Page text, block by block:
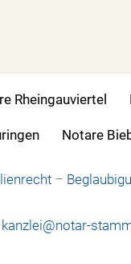
Rheingauviertel
Notare
–
kanzlei@notar-